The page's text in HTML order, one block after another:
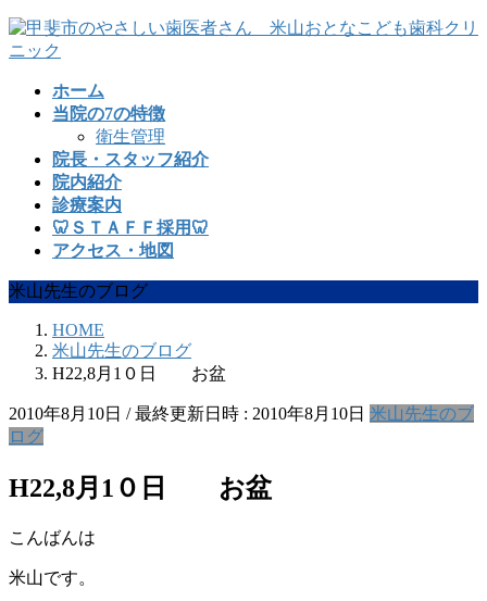
コ
ン
ナ
ビ
ホーム
当院の7の特徴
衛生管理
院長・スタッフ紹介
院内紹介
診療案内
🦷ＳＴＡＦＦ採用🦷
アクセス・地図
米山先生のブログ
HOME
米山先生のブログ
H22,8月1０日 お盆
2010年8月10日 / 最終更新日時 : 2010年8月10日 米山先生のブ
ログ
H22,8月1０日 お盆
こんばんは
米山です。